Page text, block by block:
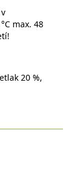
max. 48
20 %,